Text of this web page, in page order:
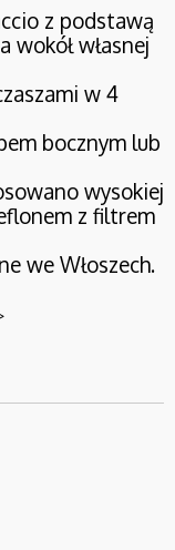
z podstawą
wokół własnej
w 4
bocznym lub
wysokiej
z filtrem
we Włoszech.